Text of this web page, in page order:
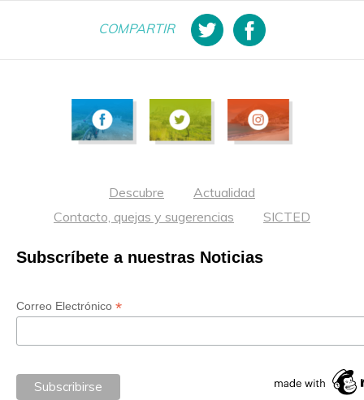
COMPARTIR
Descubre
Actualidad
Contacto, quejas y sugerencias
SICTED
Subscríbete a nuestras Noticias
Correo Electrónico *